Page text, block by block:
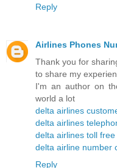
Reply
Airlines Phones
Thank you for
to share my
I'm an author on
world a lot
delta airlines
delta airlines
delta airlines toll
delta airline number
Reply